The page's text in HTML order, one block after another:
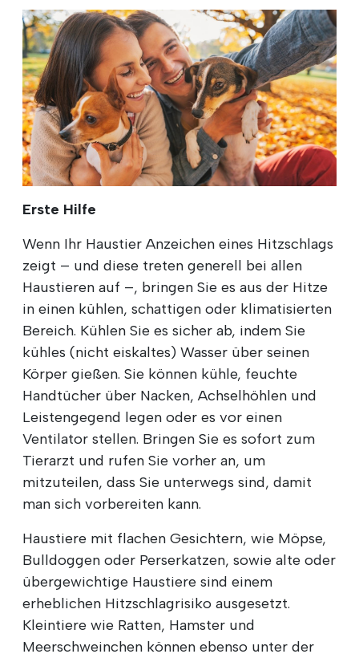
Erste Hilfe
Wenn Ihr Haustier Anzeichen eines Hitzschlags
zeigt – und diese treten generell bei allen
Haustieren auf –, bringen Sie es aus der Hitze
in einen kühlen, schattigen oder klimatisierten
Bereich. Kühlen Sie es sicher ab, indem Sie
kühles (nicht eiskaltes) Wasser über seinen
Körper gießen. Sie können kühle, feuchte
Handtücher über Nacken, Achselhöhlen und
Leistengegend legen oder es vor einen
Ventilator stellen. Bringen Sie es sofort zum
Tierarzt und rufen Sie vorher an, um
mitzuteilen, dass Sie unterwegs sind, damit
man sich vorbereiten kann.
Haustiere mit flachen Gesichtern, wie Möpse,
Bulldoggen oder Perserkatzen, sowie alte oder
übergewichtige Haustiere sind einem
erheblichen Hitzschlagrisiko ausgesetzt.
Kleintiere wie Ratten, Hamster und
Meerschweinchen können ebenso unter der